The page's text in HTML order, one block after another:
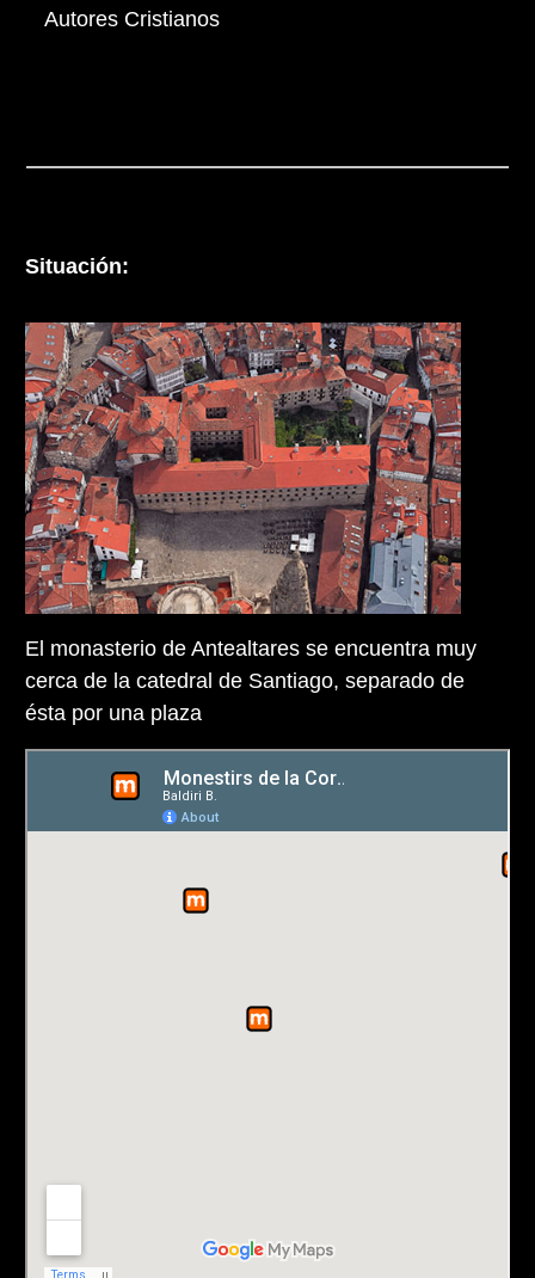
Autores Cristianos
Situación:
El monasterio de Antealtares se encuentra muy
cerca de la catedral de Santiago, separado de
ésta por una plaza